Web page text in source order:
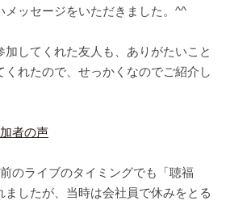
メッセージをいただきました。^^
加してくれた友人も、ありがたいこと
くれたので、せっかくなのでご紹介し
者の声
のライブのタイミングでも「聴福
ましたが、当時は会社員で休みをとる